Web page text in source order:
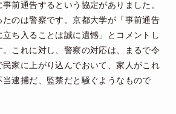
前通告するという協定がありました。
のは警察です。京都大学が「事前通告
ち入ることは誠に遺憾」とコメントし
これに対し、警察の対応は、まるで令
家に上がり込んでおいて、家人がこれ
逮捕だ、監禁だと騒ぐようなもので